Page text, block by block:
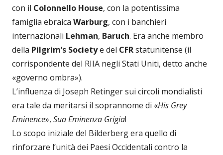
con il Colonnello House, con la potentissima
famiglia ebraica Warburg, con i banchieri
internazionali Lehman, Baruch. Era anche membro
della Pilgrim’s Societye del CFRstatunitense (il
corrispondente del RIIA negli Stati Uniti, detto anche
«governo ombra»).
L’influenza di Joseph Retinger sui circoli mondialisti
era tale da meritarsi il soprannome di «His Grey
Eminence», Sua Eminenza Grigia!
Lo scopo iniziale del Bilderberg era quello di
rinforzare l’unità dei Paesi Occidentali contro la